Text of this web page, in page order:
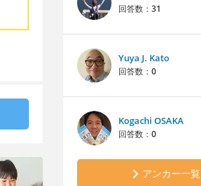
回答数： 31
Yuya J. Kato
回答数： 0
Kogachi OSAKA
回答数： 0
アンカー一覧